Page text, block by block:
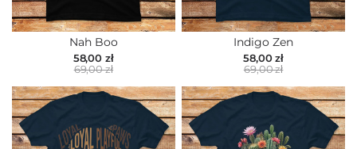
Nah Boo
58,00 zł
69,00 zł
Indigo Zen
58,00 zł
69,00 zł